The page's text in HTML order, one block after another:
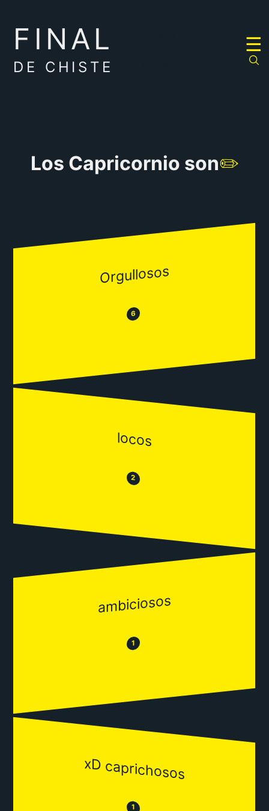
FINAL
DE CHISTE
☰
Los Capricornio son✏️
Orgullosos
😒 6 😂
locos
😒 2 😂
ambiciosos
😒 1 😂
xD caprichosos
1